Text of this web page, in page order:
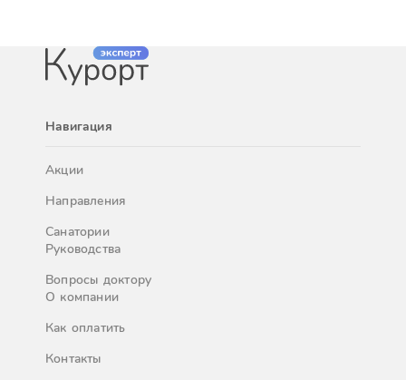
Навигация
Акции
Направления
Санатории
Руководства
Вопросы доктору
О компании
Как оплатить
Контакты